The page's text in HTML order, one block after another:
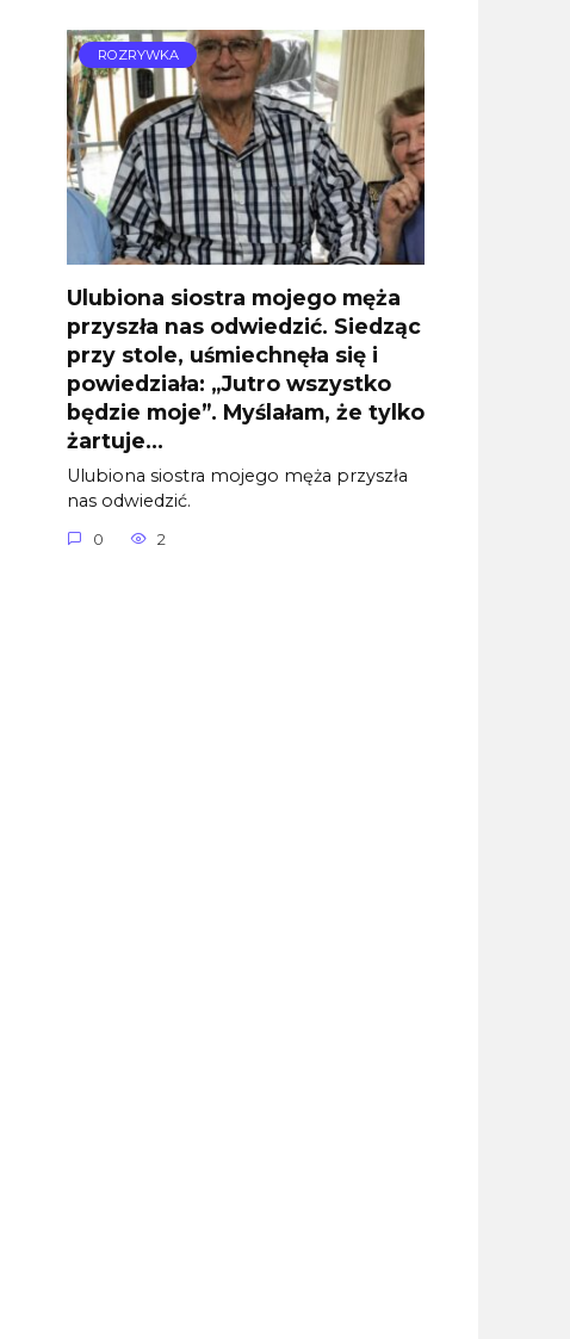
ROZRYWKA
Ulubiona siostra mojego męża
przyszła nas odwiedzić. Siedząc
przy stole, uśmiechnęła się i
powiedziała: „Jutro wszystko
będzie moje”. Myślałam, że tylko
żartuje…
Ulubiona siostra mojego męża przyszła
nas odwiedzić.
0 2